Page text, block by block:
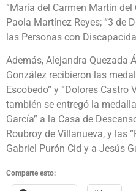
“María del Carmen Martín
Paola Martínez Reyes; “3 de
las Personas con
Además, Alejandra Quezada
González recibieron las
Escobedo” y “Dolores Castro
también se entregó la
García” a la Casa de
Roubroy de Villanueva, y las
Gabriel Purón Cid y a Jesús
Comparte esto: